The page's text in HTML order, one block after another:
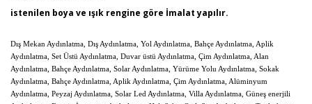
istenilen boya ve ışık rengine göre İmalat yapılır.
Dış Mekan Aydınlatma, Dış Aydınlatma, Yol Aydınlatma, Bahçe Aydınlatma, Aplik
Aydınlatma, Set Üstü Aydınlatma, Duvar üstü Aydınlatma, Çim Aydınlatma, Alan
Aydınlatma, Bahçe Aydınlatma, Solar Aydınlatma, Yürüme Yolu Aydınlatma, Sokak
Aydınlatma, Bahçe Aydınlatma, Aplik Aydınlatma, Çim Aydınlatma, Alüminyum
Aydınlatma, Peyzaj Aydınlatma, Solar Led Aydınlatma, Villa Aydınlatma, Güneş enerjili